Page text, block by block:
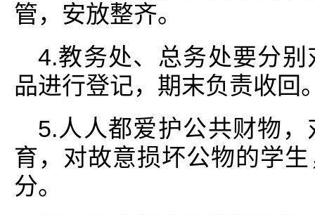
管，安放整齐。
4.教务处、总务处要分
品进行登记，期末负责收回
5.人人都爱护公共财物
育，对故意损坏公物的学
分。